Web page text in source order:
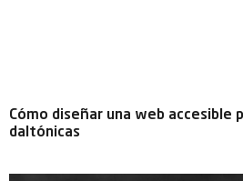
Cómo diseñar una web accesible
daltónicas